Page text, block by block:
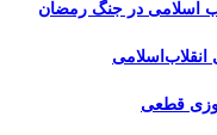
اسلامی در جنگ رمضان
قطعی